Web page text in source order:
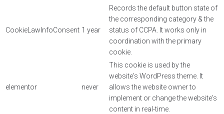
CookieLawInfoConsent 1 year
Records the default button state of
the corresponding category & the
status of CCPA. It works only in
coordination with the primary
cookie.
elementor never
This cookie is used by the
website's WordPress theme. It
allows the website owner to
implement or change the website's
content in real-time.